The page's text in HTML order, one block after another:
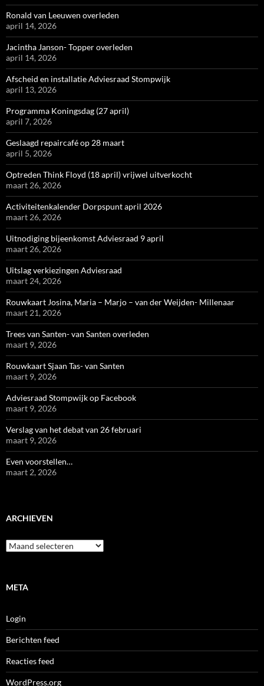
Ronald van Leeuwen overleden
april 14, 2026
Jacintha Janson- Topper overleden
april 14, 2026
Afscheid en installatie Adviesraad Stompwijk
april 13, 2026
Programma Koningsdag (27 april)
april 7, 2026
Geslaagd repaircafé op 28 maart
april 5, 2026
Optreden Think Floyd (18 april) vrijwel uitverkocht
maart 26, 2026
Activiteitenkalender Dorpspunt april 2026
maart 26, 2026
Uitnodiging bijeenkomst Adviesraad 9 april
maart 26, 2026
Uitslag verkiezingen Adviesraad
maart 24, 2026
Rouwkaart Josina, Maria – Marjo – van der Weijden- Millenaar
maart 21, 2026
Trees van Santen- van Santen overleden
maart 9, 2026
Rouwkaart Sjaan Tas- van Santen
maart 9, 2026
Adviesraad Stompwijk op Facebook
maart 9, 2026
Verslag van het debat van 26 februari
maart 9, 2026
Even voorstellen…
maart 2, 2026
ARCHIEVEN
Archieven
META
Login
Berichten feed
Reacties feed
WordPress.org